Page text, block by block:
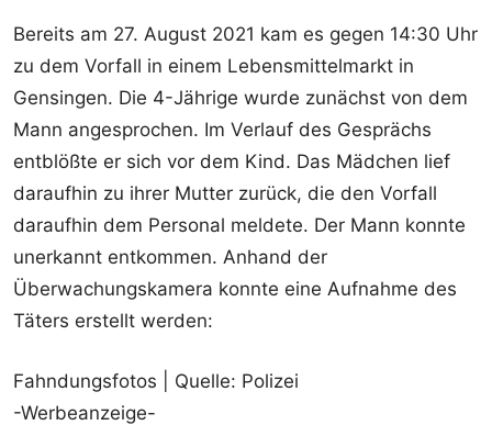
Bereits am 27. August 2021 kam es gegen 14:30 Uhr
zu dem Vorfall in einem Lebensmittelmarkt in
Gensingen. Die 4-Jährige wurde zunächst von dem
Mann angesprochen. Im Verlauf des Gesprächs
entblößte er sich vor dem Kind. Das Mädchen lief
daraufhin zu ihrer Mutter zurück, die den Vorfall
daraufhin dem Personal meldete. Der Mann konnte
unerkannt entkommen. Anhand der
Überwachungskamera konnte eine Aufnahme des
Täters erstellt werden:
Fahndungsfotos | Quelle: Polizei
-Werbeanzeige-